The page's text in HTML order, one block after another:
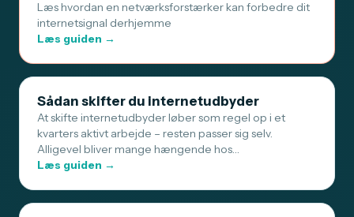
Læs hvordan en netværksforstærker kan forbedre dit
internetsignal derhjemme
Læs guiden →
Sådan skifter du internetudbyder
At skifte internetudbyder løber som regel op i et
kvarters aktivt arbejde – resten passer sig selv.
Alligevel bliver mange hængende hos…
Læs guiden →